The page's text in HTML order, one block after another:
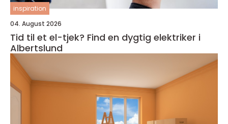
inspiration
04. August 2026
Tid til et el-tjek? Find en dygtig elektriker i
Albertslund